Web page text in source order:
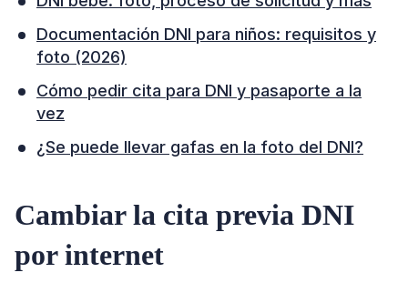
Documentación DNI para niños: requisitos y
foto (2026)
Cómo pedir cita para DNI y pasaporte a la
vez
¿Se puede llevar gafas en la foto del DNI?
Cambiar la cita previa DNI
por internet